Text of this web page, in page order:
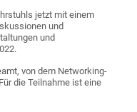
jetzt mit einem
und
und
von dem Networking-
die Teilnahme ist eine